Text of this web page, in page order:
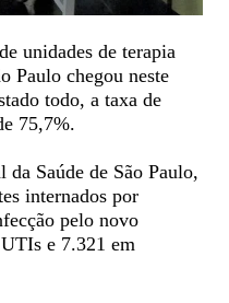
unidades de terapia
Paulo chegou neste
todo, a taxa de
75,7%.
da Saúde de São Paulo,
internados por
pelo novo
e 7.321 em